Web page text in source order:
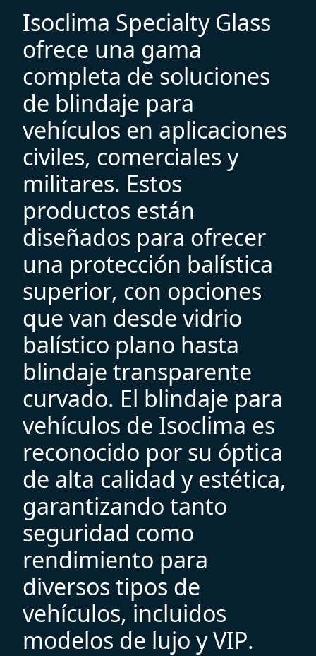
Isoclima Specialty Glass
ofrece una gama
completa de soluciones
de blindaje para
vehículos en aplicaciones
civiles, comerciales y
militares. Estos
productos están
diseñados para ofrecer
una protección balística
superior, con opciones
que van desde vidrio
balístico plano hasta
blindaje transparente
curvado. El blindaje para
vehículos de Isoclima es
reconocido por su óptica
de alta calidad y estética,
garantizando tanto
seguridad como
rendimiento para
diversos tipos de
vehículos, incluidos
modelos de lujo yVIP.